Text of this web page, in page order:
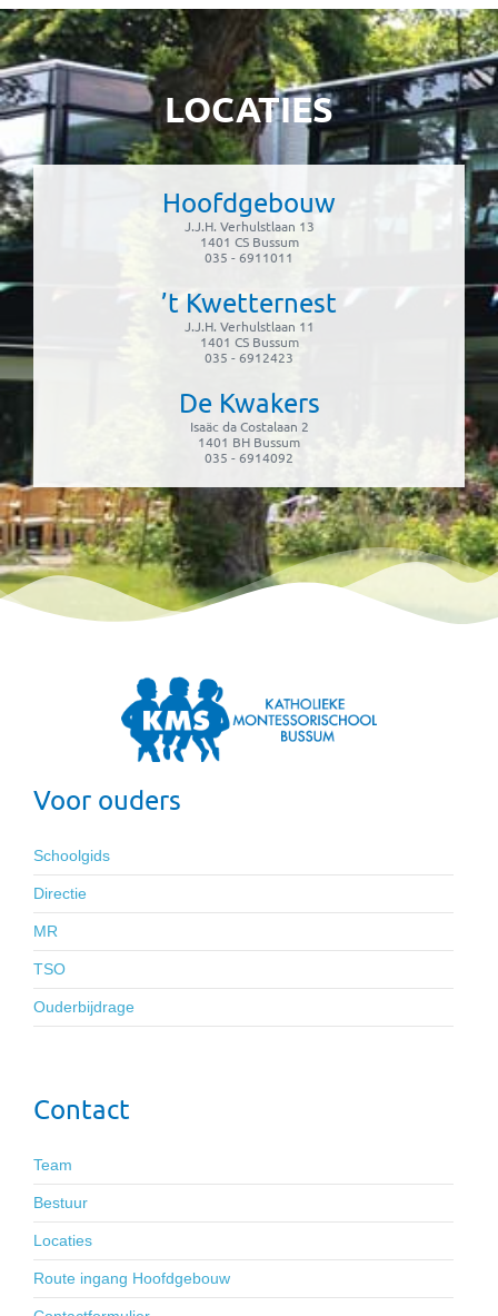
LOCATIES
Hoofdgebouw
J.J.H. Verhulstlaan 13
1401 CS Bussum
035 - 6911011
’t Kwetternest
J.J.H. Verhulstlaan 11
1401 CS Bussum
035 - 6912423
De Kwakers
Isaäc da Costalaan 2
1401 BH Bussum
035 - 6914092
Voor ouders
Schoolgids
Directie
MR
TSO
Ouderbijdrage
Contact
Team
Bestuur
Locaties
Route ingang Hoofdgebouw